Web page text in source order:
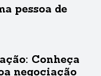
pessoa de
Conheça
negociação